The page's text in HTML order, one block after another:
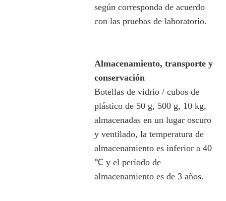
según corresponda de acuerdo
con las pruebas de laboratorio.
Almacenamiento, transporte y
conservación
Botellas de vidrio / cubos de
plástico de 50 g, 500 g, 10 kg,
almacenadas en un lugar oscuro
y ventilado, la temperatura de
almacenamiento es inferior a 40
℃ y el período de
almacenamiento es de 3 años.